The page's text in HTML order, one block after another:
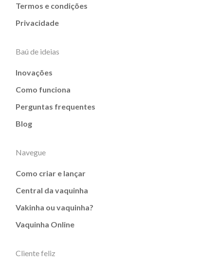
Termos e condições
Privacidade
Baú de ideias
Inovações
Como funciona
Perguntas frequentes
Blog
Navegue
Como criar e lançar
Central da vaquinha
Vakinha ou vaquinha?
Vaquinha Online
Cliente feliz